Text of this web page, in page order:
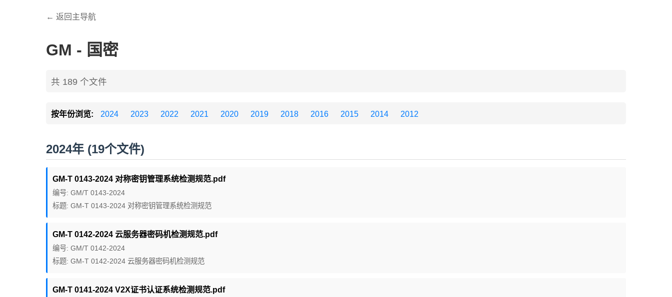
← 返回主导航
GM - 国密
共 189 个文件
按年份浏览: 2024 2023 2022 2021 2020 2019 2018 2016 2015 2014 2012
2024年 (19个文件)
GM-T 0143-2024 对称密钥管理系统检测规范.pdf
编号: GM/T 0143-2024
标题: GM-T 0143-2024 对称密钥管理系统检测规范
GM-T 0142-2024 云服务器密码机检测规范.pdf
编号: GM/T 0142-2024
标题: GM-T 0142-2024 云服务器密码机检测规范
GM-T 0141-2024 V2X证书认证系统检测规范.pdf